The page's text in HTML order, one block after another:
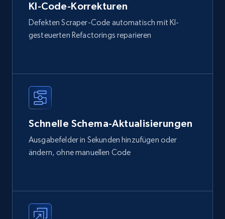
KI-Code-Korrekturen
Defekten Scraper-Code automatisch mit KI-
gesteuerten Refactorings reparieren
Schnelle Schema-Aktualisierungen
Ausgabefelder in Sekunden hinzufügen oder
ändern, ohne manuellen Code